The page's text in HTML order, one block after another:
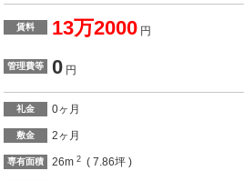
賃料 13万2000 円
管理費等 0 円
礼金 0ヶ月
敷金 2ヶ月
専有面積 26m2 ( 7.86坪 )